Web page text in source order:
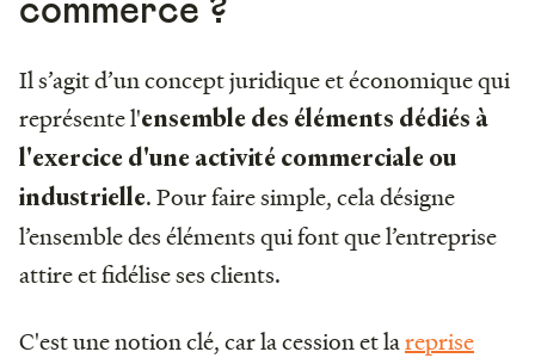
Il s’agit d’un concept juridique et économique qui
représente l'ensemble des éléments dédiés à
l'exercice d'une activité commerciale ou
industrielle. Pour faire simple, cela désigne
l’ensemble des éléments qui font que l’entreprise
attire et fidélise ses clients.
C'est une notion clé, car la cession et lareprise